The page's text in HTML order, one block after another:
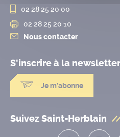
02 28 25 20 00
02 28 25 20 10
Nous contacter
S'inscrire à la newsletter
Je m'abonne
Suivez Saint-Herblain